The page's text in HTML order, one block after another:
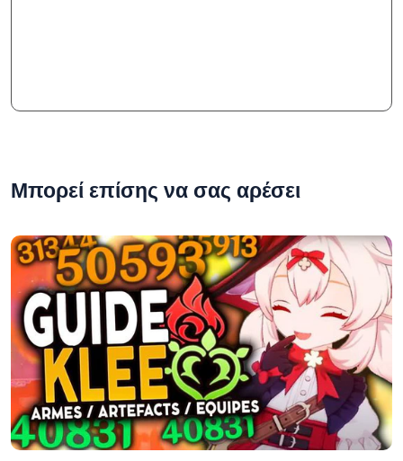
Μπορεί επίσης να σας αρέσει